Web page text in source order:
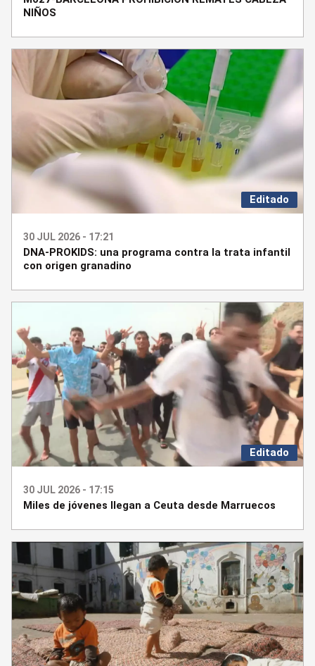
NIÑOS
Editado
30 JUL 2026 - 17:21
DNA-PROKIDS: una programa contra la trata infantil
con origen granadino
Editado
30 JUL 2026 - 17:15
Miles de jóvenes llegan a Ceuta desde Marruecos